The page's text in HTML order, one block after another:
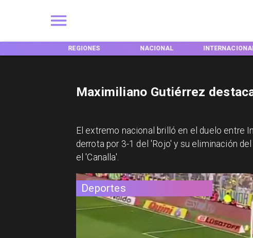
REGIONES NACIONAL
Deportes
Maximiliano Gutiérrez
El extremo nacional brilló en el duelo entre
derrota por 3-1 del 'Rojo' y su eliminación
el 'Canalla'.